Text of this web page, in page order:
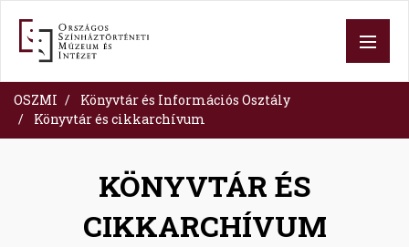
content
OSZMI
Könyvtár és Információs Osztály
Könyvtár és cikkarchívum
KÖNYVTÁR ÉS
CIKKARCHÍVUM